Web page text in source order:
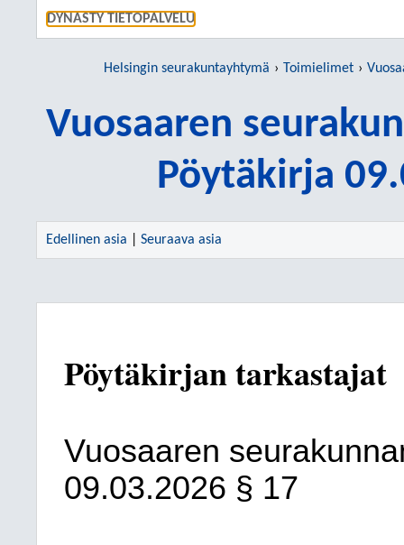
DYNASTY TIETOPALVELU
Helsingin seurakuntayhtymä Toimielimet
Vuosaaren
Pöytäkirja
Edellinen asia Seuraava asia
Pöytäkirjan tarkastajat
Vuosaaren
09.03.2026 § 17